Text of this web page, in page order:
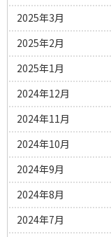
2025年3月
2025年2月
2025年1月
2024年12月
2024年11月
2024年10月
2024年9月
2024年8月
2024年7月